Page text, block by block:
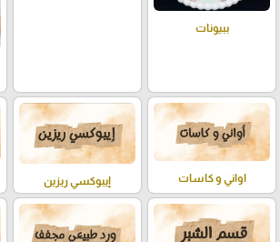
ببيونات
اواني و كاسات إيبوكسي ريزين